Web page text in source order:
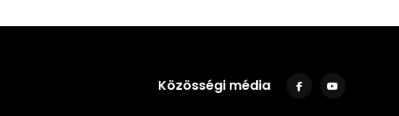
Közösségi média